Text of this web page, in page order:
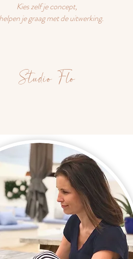
Kies zelf je concept,
je graag met de uitwerking.
Studio Flo